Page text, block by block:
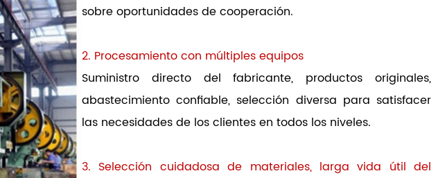
sobre oportunidades de cooperación.
2. Procesamiento con múltiples equipos
Suministro directo del fabricante, productos originales,
abastecimiento confiable, selección diversa para satisfacer
las necesidades de los clientes en todos los niveles.
3. Selección cuidadosa de materiales, larga vida útil del